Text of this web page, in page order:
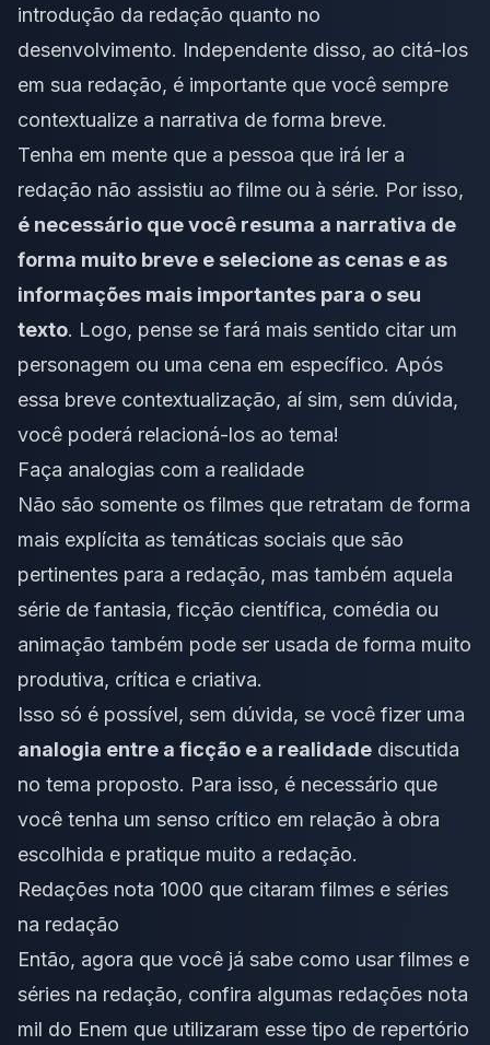
introdução da redação quanto no
desenvolvimento. Independente disso, ao citá-los
em sua redação, é importante que você sempre
contextualize a narrativa de forma breve.
Tenha em mente que a pessoa que irá ler a
redação não assistiu ao filme ou à série. Por isso,
é necessário que você resuma a narrativa de
forma muito breve e selecione as cenas e as
informações mais importantes para o seu
texto. Logo, pense se fará mais sentido citar um
personagem ou uma cena em específico. Após
essa breve contextualização, aí sim, sem dúvida,
você poderá relacioná-los ao tema!
Faça analogias com a realidade
Não são somente os filmes que retratam de forma
mais explícita as temáticas sociais que são
pertinentes para a redação, mas também aquela
série de fantasia, ficção científica, comédia ou
animação também pode ser usada de forma muito
produtiva, crítica e criativa.
Isso só é possível, sem dúvida, se você fizer uma
analogia entre a ficção e a realidade discutida
no tema proposto. Para isso, é necessário que
você tenha um senso crítico em relação à obra
escolhida e pratique muito a redação.
Redações nota 1000 que citaram filmes e séries
na redação
Então, agora que você já sabe como usar filmes e
séries na redação, confira algumas redações nota
mil do Enem que utilizaram esse tipo de repertório